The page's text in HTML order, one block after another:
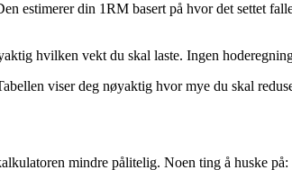
estimerer din 1RM basert på hvor det settet
hvilken vekt du skal laste. Ingen
viser deg nøyaktig hvor mye du skal
mindre pålitelig. Noen ting å huske på: